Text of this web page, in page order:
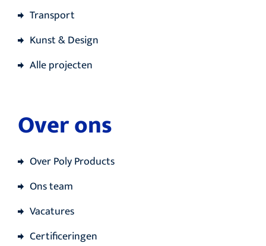
Transport
Kunst & Design
Alle projecten
Over ons
Over Poly Products
Ons team
Vacatures
Certificeringen